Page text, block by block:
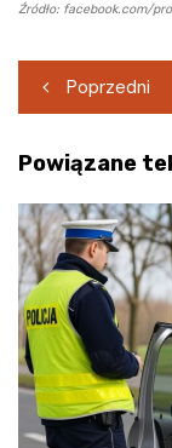
Źródło: facebook.com/
wpisu
Poprzedni
Powiązane